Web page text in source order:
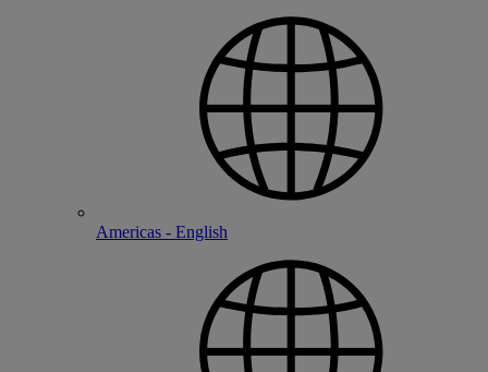
Americas - English